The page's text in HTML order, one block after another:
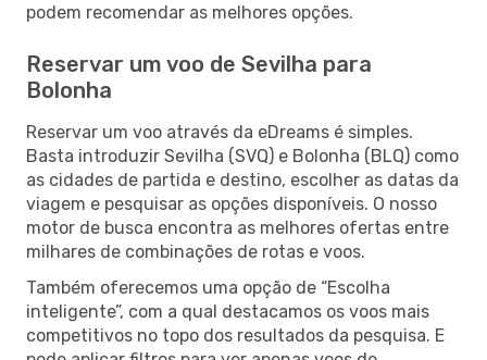
podem recomendar as melhores opções.
Reservar um voo de Sevilha para
Bolonha
Reservar um voo através da eDreams é simples.
Basta introduzir Sevilha (SVQ) e Bolonha (BLQ) como
as cidades de partida e destino, escolher as datas da
viagem e pesquisar as opções disponíveis. O nosso
motor de busca encontra as melhores ofertas entre
milhares de combinações de rotas e voos.
Também oferecemos uma opção de “Escolha
inteligente”, com a qual destacamos os voos mais
competitivos no topo dos resultados da pesquisa. E